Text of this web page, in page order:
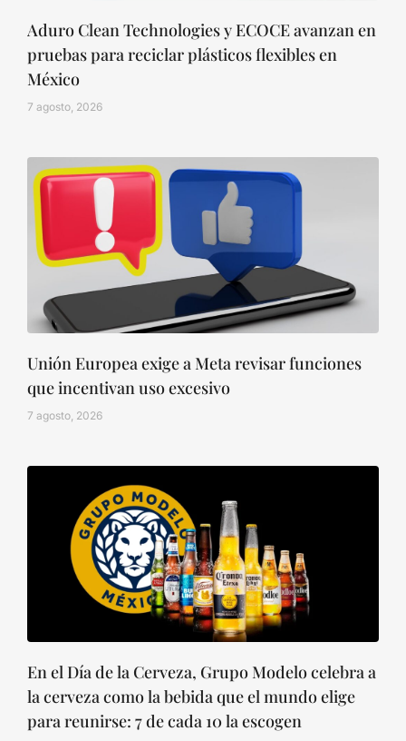
Aduro Clean Technologies y ECOCE avanzan en
pruebas para reciclar plásticos flexibles en
México
7 agosto, 2026
Unión Europea exige a Meta revisar funciones
que incentivan uso excesivo
7 agosto, 2026
En el Día de la Cerveza, Grupo Modelo celebra a
la cerveza como la bebida que el mundo elige
para reunirse: 7 de cada 10 la escogen